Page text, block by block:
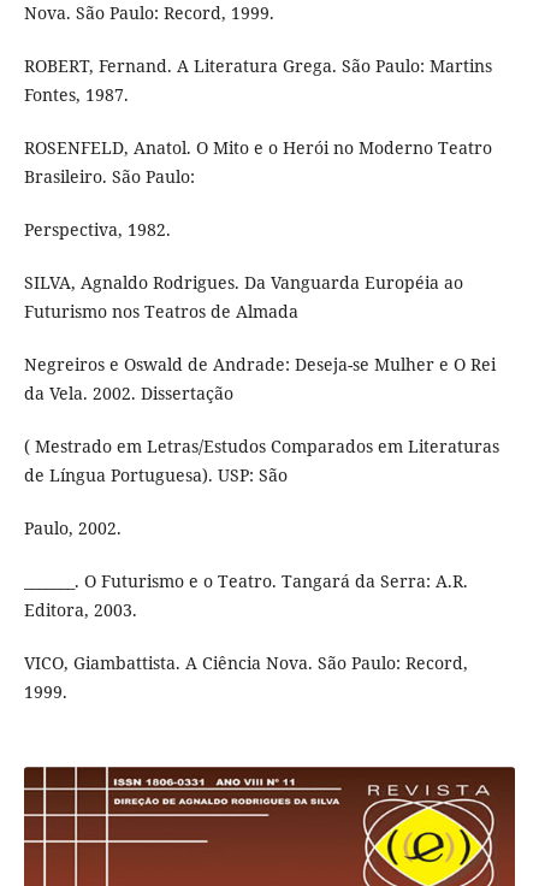
Nova. São Paulo: Record, 1999.
ROBERT, Fernand. A Literatura Grega. São Paulo: Martins
Fontes, 1987.
ROSENFELD, Anatol. O Mito e o Herói no Moderno Teatro
Brasileiro. São Paulo:
Perspectiva, 1982.
SILVA, Agnaldo Rodrigues. Da Vanguarda Européia ao
Futurismo nos Teatros de Almada
Negreiros e Oswald de Andrade: Deseja-se Mulher e O Rei
da Vela. 2002. Dissertação
( Mestrado em Letras/Estudos Comparados em Literaturas
de Língua Portuguesa). USP: São
Paulo, 2002.
_______. O Futurismo e o Teatro. Tangará da Serra: A.R.
Editora, 2003.
VICO, Giambattista. A Ciência Nova. São Paulo: Record,
1999.